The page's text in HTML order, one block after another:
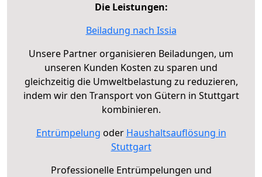
Die Leistungen:
Beiladung nach Issia
Unsere Partner organisieren Beiladungen, um
unseren Kunden Kosten zu sparen und
gleichzeitig die Umweltbelastung zu reduzieren,
indem wir den Transport von Gütern in Stuttgart
kombinieren.
Entrümpelung oder Haushaltsauflösung in
Stuttgart
Professionelle Entrümpelungen und